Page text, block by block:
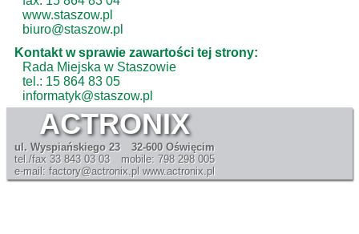
www.staszow.pl
biuro@staszow.pl
Kontakt w sprawie zawartości tej strony:
Rada Miejska w Staszowie
tel.: 15 864 83 05
informatyk@staszow.pl
ACTRONIX
ul. Wyspiańskiego 23
tel./fax 33 843 03 03
e-mail: factory@actronix.pl
32-600 Oświęcim
mobile: 798 298 005
www.actronix.pl